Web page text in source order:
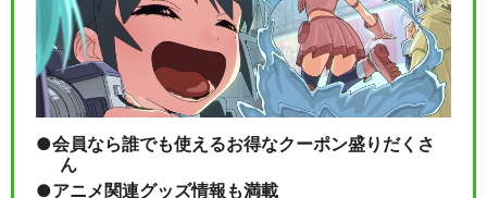
会員なら誰でも使えるお得なクーポン盛りだくさ
ん
アニメ関連グッズ情報も満載